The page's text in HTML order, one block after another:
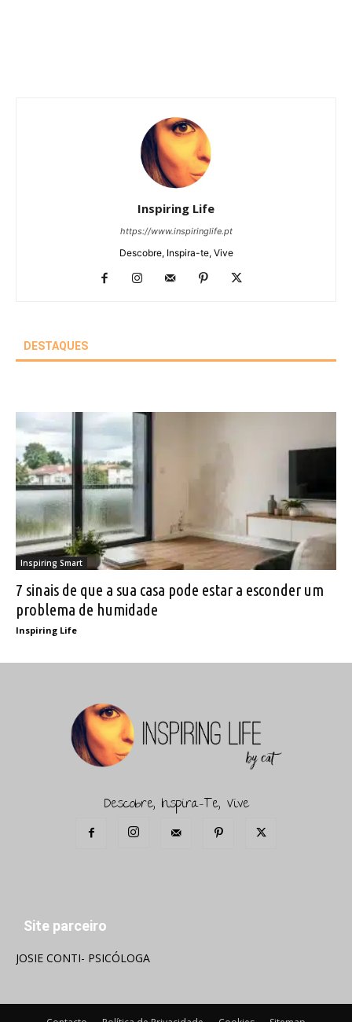
Inspiring Life
https://www.inspiringlife.pt
Descobre, Inspira-te, Vive
DESTAQUES
Inspiring Smart
7 sinais de que a sua casa pode estar a esconder um
problema de humidade
Inspiring Life
Descobre, Inspira-Te, Vive
Site parceiro
JOSIE CONTI- PSICÓLOGA